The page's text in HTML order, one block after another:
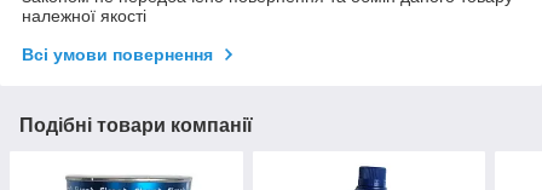
належної якості
Всі умови повернення
Подібні товари компанії